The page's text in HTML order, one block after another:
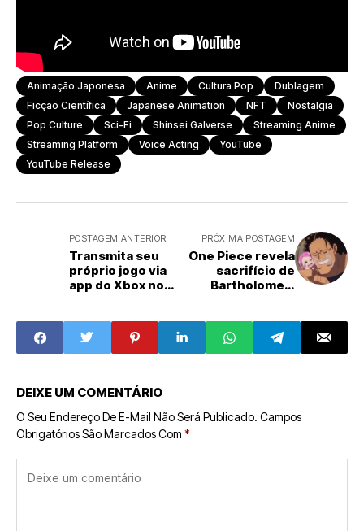
Animação Japonesa Anime Cultura Pop
Dublagem
Ficção Científica
Japanese Animation NFT
Nostalgia
Pop Culture
Sci-Fi Shinsei Galverse
Streaming Anime
Streaming Platform
Voice Acting
YouTube
YouTube Release
POSTAGEM ANTERIOR
Transmita seu
próprio jogo via
app do Xbox no
PRÓXIMA POSTAGEM
One Piece revela
sacrifício de
Bartholomew
DEIXE UM COMENTÁRIO
O Seu Endereço De E-Mail Não Será Publicado. Campos
Obrigatórios São Marcados Com *